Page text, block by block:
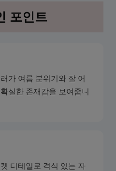
포인트
가 여름 분위기와 잘 어
실한 존재감을 보여줍니
디테일로 격식 있는 자